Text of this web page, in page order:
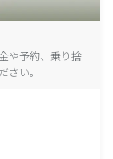
や予約、乗り捨
い。